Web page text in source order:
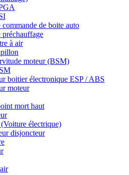
de boite auto
à air
moteur (BSM)
boitier électronique ESP / ABS
moteur
mort haut
électrique)
disjoncteur